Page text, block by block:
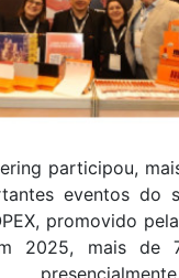
participou,
eventos do
promovido
2025, mais de